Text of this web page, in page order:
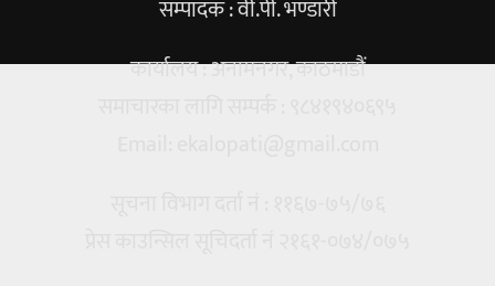
सम्पादक : वी.पी. भण्डारी
कार्यालय : अनामनगर, काठमाडौं